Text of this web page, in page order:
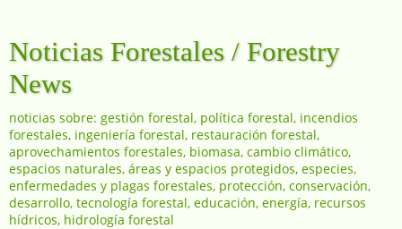
Noticias Forestales / Forestry
News
noticias sobre: gestión forestal, política forestal, incendios
forestales, ingeniería forestal, restauración forestal,
aprovechamientos forestales, biomasa, cambio climático,
espacios naturales, áreas y espacios protegidos, especies,
enfermedades y plagas forestales, protección, conservación,
desarrollo, tecnología forestal, educación, energía, recursos
hídricos, hidrología forestal